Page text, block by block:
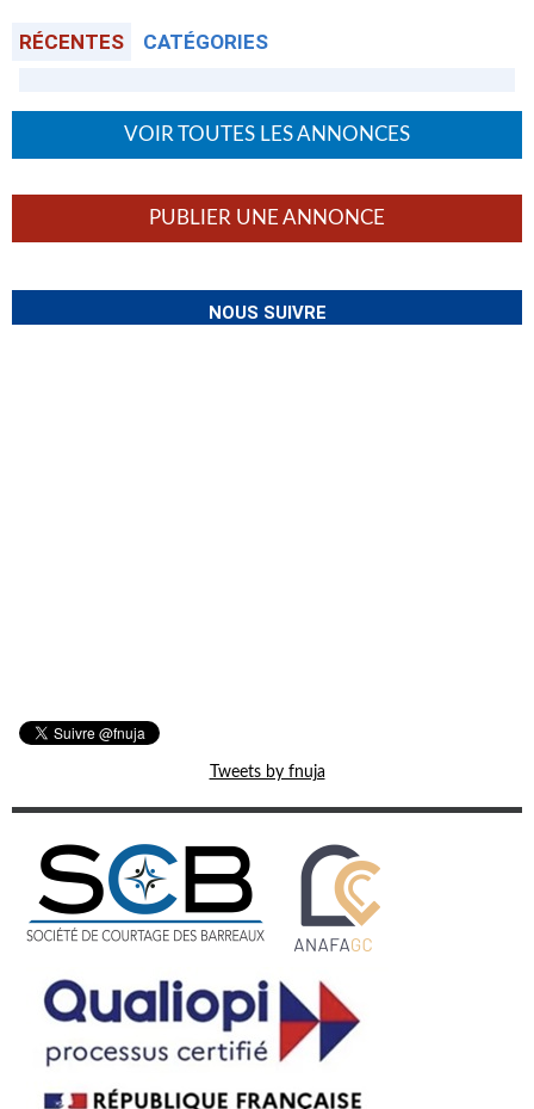
RÉCENTES CATÉGORIES
VOIR TOUTES LES ANNONCES
PUBLIER UNE ANNONCE
NOUS SUIVRE
Tweets by fnuja